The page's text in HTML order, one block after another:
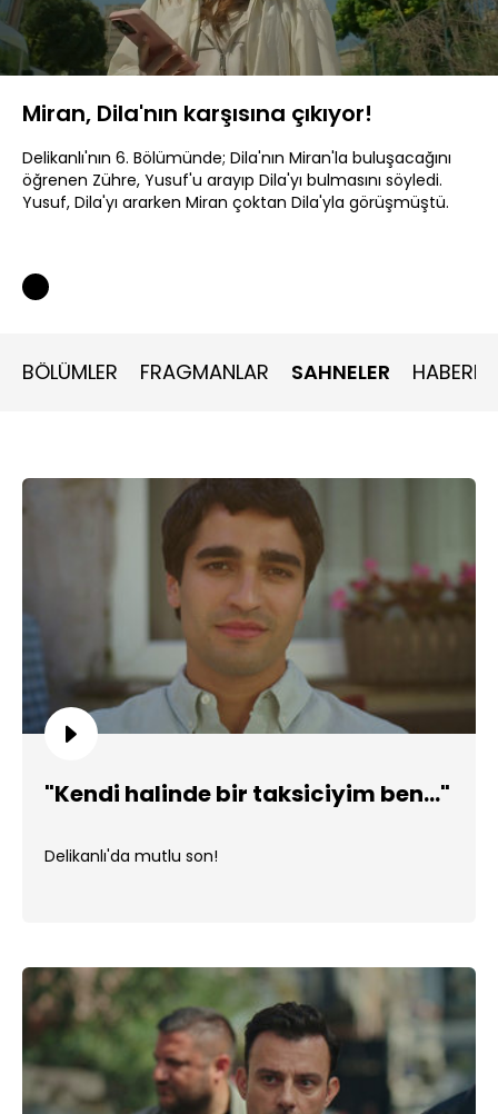
Sesi
Aç
480P
Yüklendi:
20.99%
Oynatma
Hızı
Miran, Dila'nın karşısına çıkıyor!
Delikanlı'nın 6. Bölümünde; Dila'nın Miran'la buluşacağını
öğrenen Zühre, Yusuf'u arayıp Dila'yı bulmasını söyledi.
Yusuf, Dila'yı ararken Miran çoktan Dila'yla görüşmüştü.
BÖLÜMLER FRAGMANLAR SAHNELER
"Kendi halinde bir taksiciyim ben..."
Delikanlı'da mutlu son!